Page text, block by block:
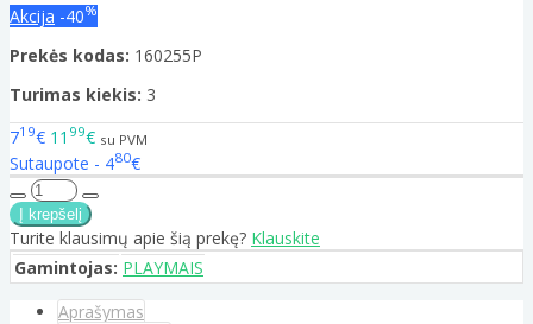
Akcija -40%
Prekės kodas: 160255P
Turimas kiekis: 3
719€ 11 99€ su PVM
Sutaupote - 480€
Turite klausimų apie šią prekę? Klauskite
Gamintojas: PLAYMAIS
Aprašymas